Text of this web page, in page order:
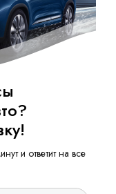
и ответит на все